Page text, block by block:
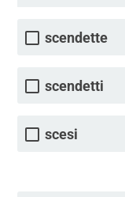
scendette
scendetti
scesi